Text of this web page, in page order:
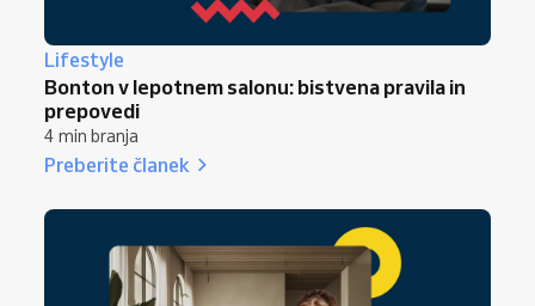
Lifestyle
Bonton v lepotnem salonu: bistvena pravila in
prepovedi
4 min branja
Preberite članek